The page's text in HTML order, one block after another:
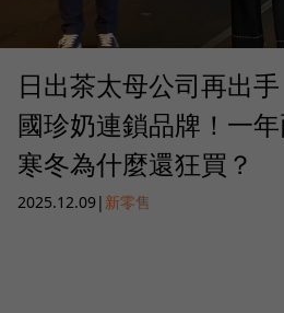
日出茶太母公司再出
國珍奶連鎖品牌！一
寒冬為什麼還狂買？
2025.12.09| 新零售